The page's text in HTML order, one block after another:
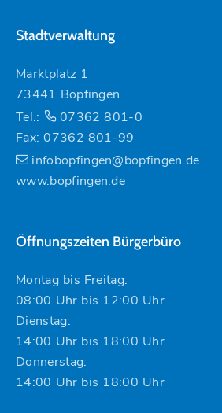
Stadtverwaltung
Marktplatz 1
73441 Bopfingen
Tel.:
07362 801-0
Fax: 07362 801-99
infobopfingen@bopfingen.de
www.bopfingen.de
Öffnungszeiten Bürgerbüro
Montag bis Freitag:
08:00 Uhr bis 12:00 Uhr
Dienstag:
14:00 Uhr bis 18:00 Uhr
Donnerstag:
14:00 Uhr bis 18:00 Uhr